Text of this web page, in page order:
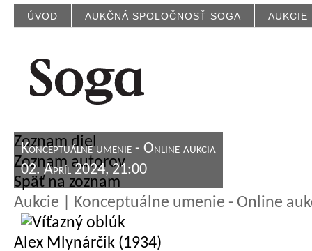
ÚVOD AUKČNÁ SPOLOČNOSŤ SOGA AUKCIE
Konceptuálne umenie - Online aukcia
02. Apríl 2024, 21:00
Zoznam diel
Zoznam autorov
Späť na zoznam
Aukcie | Konceptuálne umenie - Online
Alex Mlynárčik (1934)